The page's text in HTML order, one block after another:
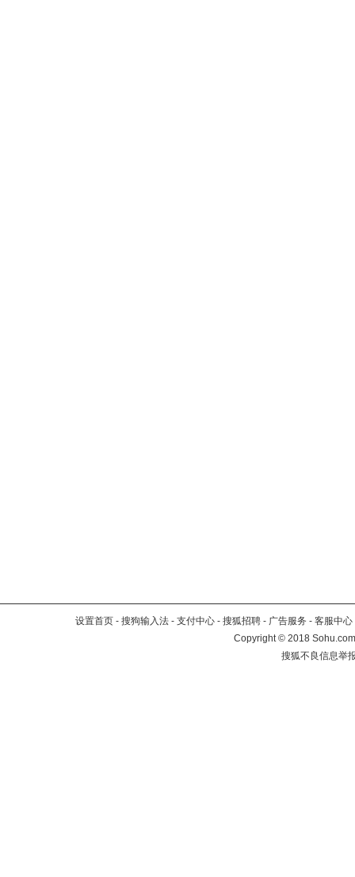
设置首页 - 搜狗输入法 - 支付中心 - 搜狐招聘 - 广告服务 - 客服中心
Copyright©2018
搜狐不良信息举